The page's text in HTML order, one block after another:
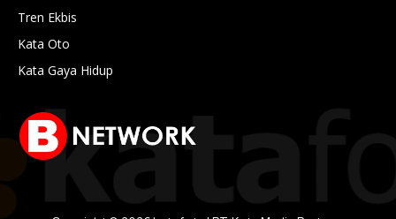
Tren Ekbis
Kata Oto
Kata Gaya Hidup